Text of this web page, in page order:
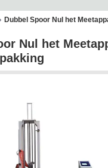
Dubbel Spoor Nul het
Nul het